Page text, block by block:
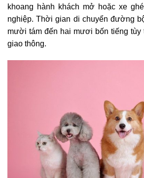
khoang hành khách mở hoặc xe
nghiệp. Thời gian di chuyển đường
mười tám đến hai mươi bốn tiếng tùy
giao thông.